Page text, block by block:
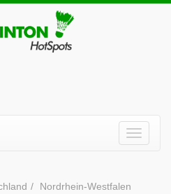
Nordrhein-Westfalen